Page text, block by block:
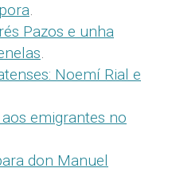
.
Pazos e unha
.
Noemí Rial e
emigrantes no
don Manuel